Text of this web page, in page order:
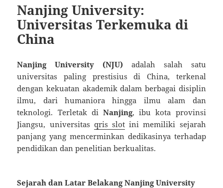
Nanjing University:
Universitas Terkemuka di
China
Nanjing University (NJU) adalah salah satu
universitas paling prestisius di China, terkenal
dengan kekuatan akademik dalam berbagai disiplin
ilmu, dari humaniora hingga ilmu alam dan
teknologi. Terletak di Nanjing, ibu kota provinsi
Jiangsu, universitas qris slot ini memiliki sejarah
panjang yang mencerminkan dedikasinya terhadap
pendidikan dan penelitian berkualitas.
Sejarah dan Latar Belakang Nanjing University